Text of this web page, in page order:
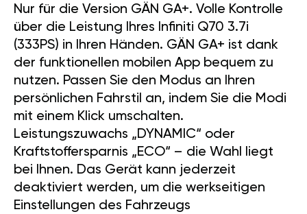
Nur für die Version GÄN GA+. Volle Kontrolle
über die Leistung Ihres Infiniti Q70 3.7i
(333PS) in Ihren Händen. GÄN GA+ ist dank
der funktionellen mobilen App bequem zu
nutzen. Passen Sie den Modus an Ihren
persönlichen Fahrstil an, indem Sie die Modi
mit einem Klick umschalten.
Leistungszuwachs „DYNAMIC“ oder
Kraftstoffersparnis „ECO“ – die Wahl liegt
bei Ihnen. Das Gerät kann jederzeit
deaktiviert werden, um die werkseitigen
Einstellungen des Fahrzeugs